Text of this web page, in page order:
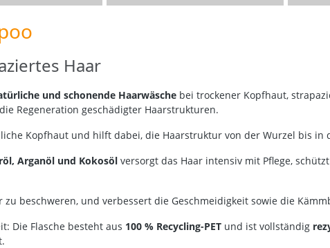
Haar
und schonende Haarwäsche bei trockener Kopfhaut,
Regeneration geschädigter Haarstrukturen.
Kopfhaut und hilft dabei, die Haarstruktur von der Wurzel bis in
Arganöl und Kokosöl versorgt das Haar intensiv mit Pflege,
beschweren, und verbessert die Geschmeidigkeit sowie die
Die Flasche besteht aus 100 % Recycling-PET und ist vollständig